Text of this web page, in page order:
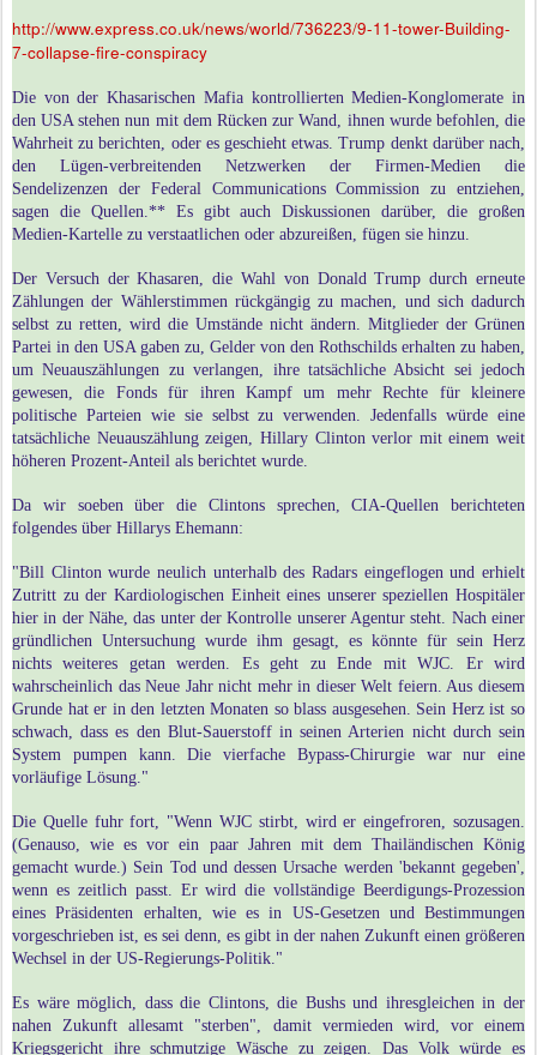
http://www.express.co.uk/news/world/736223/9-11-tower-Building-
7-collapse-fire-conspiracy
Die von der Khasarischen Mafia kontrollierten Medien-Konglomerate in
den USA stehen nun mit dem Rücken zur Wand, ihnen wurde befohlen, die
Wahrheit zu berichten, oder es geschieht etwas. Trump denkt darüber nach,
den Lügen-verbreitenden Netzwerken der Firmen-Medien die
Sendelizenzen der Federal Communications Commission zu entziehen,
sagen die Quellen.** Es gibt auch Diskussionen darüber, die großen
Medien-Kartelle zu verstaatlichen oder abzureißen, fügen sie hinzu.
Der Versuch der Khasaren, die Wahl von Donald Trump durch erneute
Zählungen der Wählerstimmen rückgängig zu machen, und sich dadurch
selbst zu retten, wird die Umstände nicht ändern. Mitglieder der Grünen
Partei in den USA gaben zu, Gelder von den Rothschilds erhalten zu haben,
um Neuauszählungen zu verlangen, ihre tatsächliche Absicht sei jedoch
gewesen, die Fonds für ihren Kampf um mehr Rechte für kleinere
politische Parteien wie sie selbst zu verwenden. Jedenfalls würde eine
tatsächliche Neuauszählung zeigen, Hillary Clinton verlor mit einem weit
höheren Prozent-Anteil als berichtet wurde.
Da wir soeben über die Clintons sprechen, CIA-Quellen berichteten
folgendes über Hillarys Ehemann:
"Bill Clinton wurde neulich unterhalb des Radars eingeflogen und erhielt
Zutritt zu der Kardiologischen Einheit eines unserer speziellen Hospitäler
hier in der Nähe, das unter der Kontrolle unserer Agentur steht. Nach einer
gründlichen Untersuchung wurde ihm gesagt, es könnte für sein Herz
nichts weiteres getan werden. Es geht zu Ende mit WJC. Er wird
wahrscheinlich das Neue Jahr nicht mehr in dieser Welt feiern. Aus diesem
Grunde hat er in den letzten Monaten so blass ausgesehen. Sein Herz ist so
schwach, dass es den Blut-Sauerstoff in seinen Arterien nicht durch sein
System pumpen kann. Die vierfache Bypass-Chirurgie war nur eine
vorläufige Lösung."
Die Quelle fuhr fort, "Wenn WJC stirbt, wird er eingefroren, sozusagen.
(Genauso, wie es vor ein paar Jahren mit dem Thailändischen König
gemacht wurde.) Sein Tod und dessen Ursache werden 'bekannt gegeben',
wenn es zeitlich passt. Er wird die vollständige Beerdigungs-Prozession
eines Präsidenten erhalten, wie es in US-Gesetzen und Bestimmungen
vorgeschrieben ist, es sei denn, es gibt in der nahen Zukunft einen größeren
Wechsel in der US-Regierungs-Politik."
Es wäre möglich, dass die Clintons, die Bushs und ihresgleichen in der
nahen Zukunft allesamt "sterben", damit vermieden wird, vor einem
Kriegsgericht ihre schmutzige Wäsche zu zeigen. Das Volk würde es